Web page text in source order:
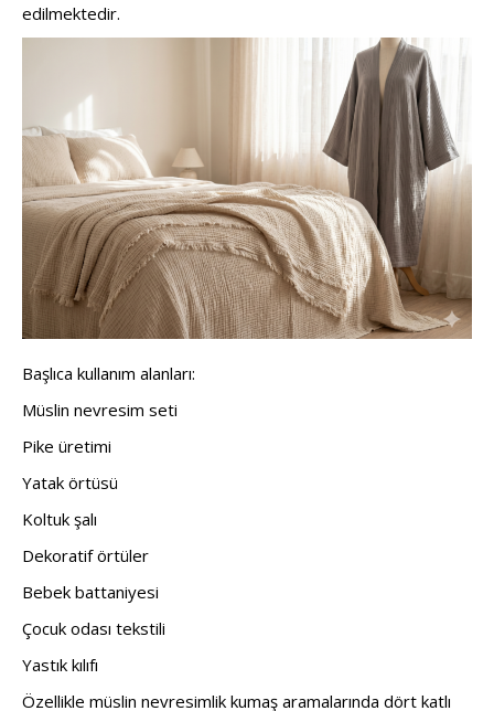
edilmektedir.
Başlıca kullanım alanları:
Müslin nevresim seti
Pike üretimi
Yatak örtüsü
Koltuk şalı
Dekoratif örtüler
Bebek battaniyesi
Çocuk odası tekstili
Yastık kılıfı
Özellikle müslin nevresimlik kumaş aramalarında dört katlı